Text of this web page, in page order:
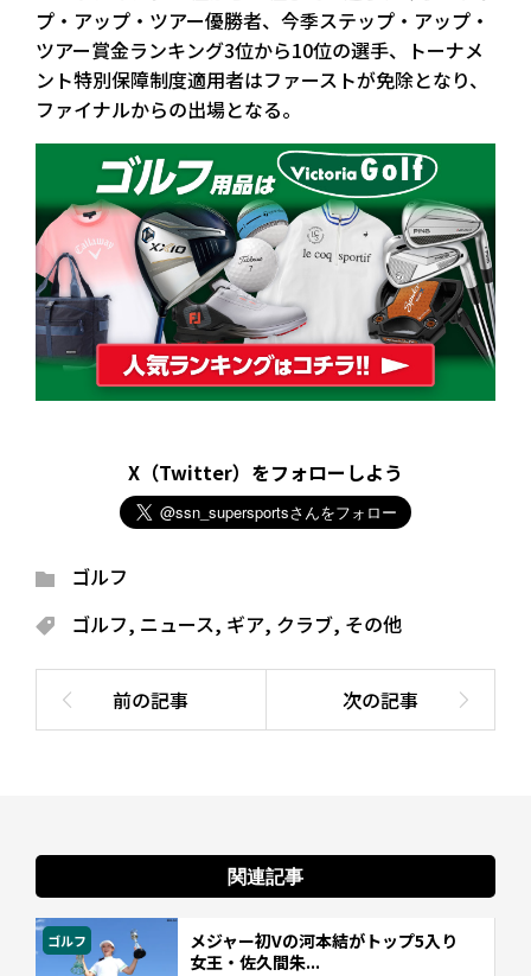
プ・アップ・ツアー優勝者、今季ステップ・アップ・
ツアー賞金ランキング3位から10位の選手、トーナメ
ント特別保障制度適用者はファーストが免除となり、
ファイナルからの出場となる。
X（Twitter）をフォローしよう
ゴルフ
ゴルフ, ニュース, ギア, クラブ, その他
関連記事
ゴルフ
メジャー初Vの河本結がトップ5入り
女王・佐久間朱...